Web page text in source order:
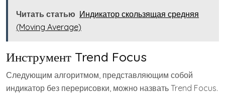
Читать статью Индикатор скользящая средняя
(Moving Average)
Инструмент Trend Focus
Следующим алгоритмом, представляющим собой
индикатор без перерисовки, можно назвать Trend Focus.